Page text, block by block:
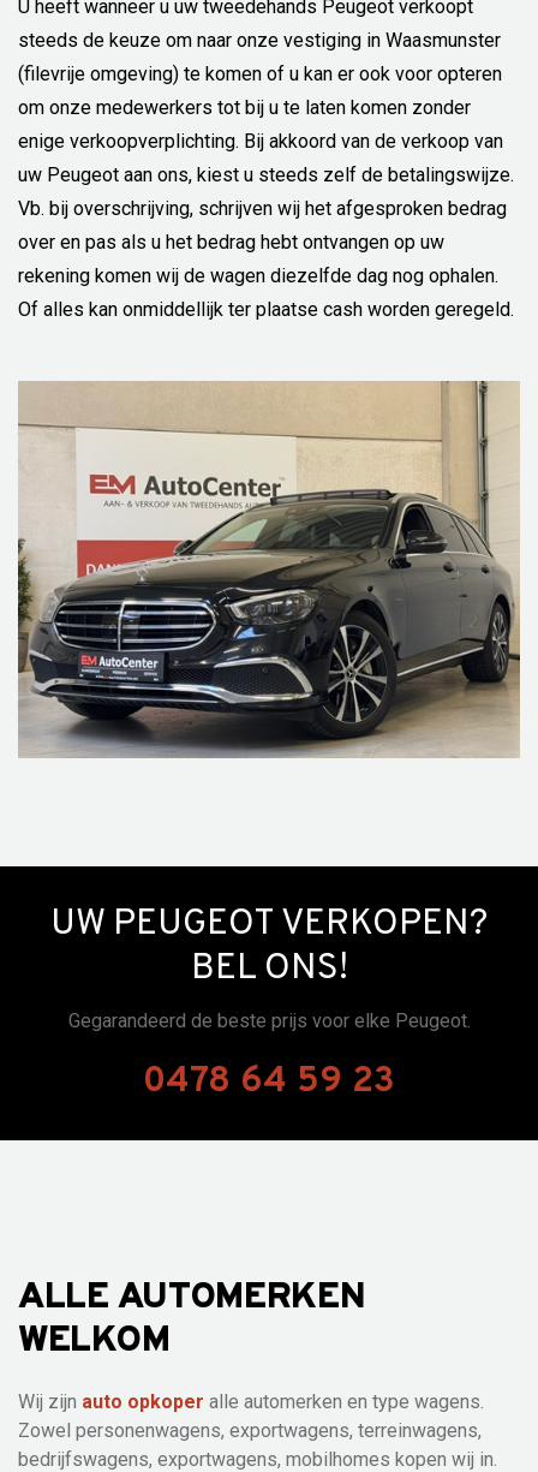
U heeft wanneer u uw tweedehands Peugeot verkoopt
steeds de keuze om naar onze vestiging in Waasmunster
(filevrije omgeving) te komen of u kan er ook voor opteren
om onze medewerkers tot bij u te laten komen zonder
enige verkoopverplichting. Bij akkoord van de verkoop van
uw Peugeot aan ons, kiest u steeds zelf de betalingswijze.
Vb. bij overschrijving, schrijven wij het afgesproken bedrag
over en pas als u het bedrag hebt ontvangen op uw
rekening komen wij de wagen diezelfde dag nog ophalen.
Of alles kan onmiddellijk ter plaatse cash worden geregeld.
UW PEUGEOT VERKOPEN?
BEL ONS!
Gegarandeerd de beste prijs voor elke Peugeot.
0478 64 59 23
ALLE AUTOMERKEN
WELKOM
Wij zijn auto opkoper alle automerken en type wagens.
Zowel personenwagens, exportwagens, terreinwagens,
bedrijfswagens, exportwagens, mobilhomes kopen wij in.